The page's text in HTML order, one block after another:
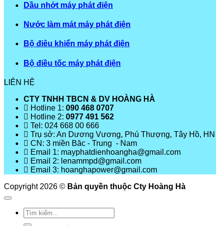
Dầu nhớt máy phát điện
Nước làm mát máy phát điện
Bộ điêu khiển máy phát điện
Bộ điều tốc máy phát điện
LIÊN HỆ
CTY TNHH TBCN & DV HOÀNG HÀ
Hotline 1: 090 468 0707
Hotline 2: 0977 491 562
Tel: 024 668 00 666
Trụ sở: An Dương Vương, Phú Thượng, Tây Hồ, HN
CN: 3 miền Băc - Trung - Nam
Email 1: mayphatdienhoangha@gmail.com
Email 2: lenammpd@gmail.com
Email 3: hoanghapower@gmail.com
Copyright 2026 © Bản quyền thuộc Cty Hoàng Hà
Tìm
kiếm: